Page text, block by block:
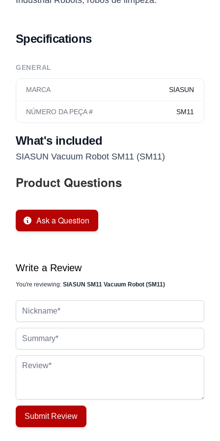
Specifications
GENERAL
MARCA SIASUN
NÚMERO DA PEÇA # SM11
What's included
SIASUN Vacuum Robot SM11 (SM11)
Product Questions
Ask a Question
Write a Review
You're reviewing: SIASUN SM11 Vacuum Robot (SM11)
Review
Submit Review